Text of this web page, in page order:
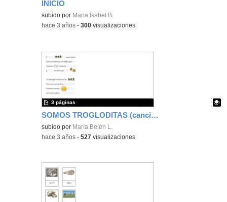
INICIO
Contenido educativo.
subido por Maria Isabel B.
-hace 3 años -300 visualizaciones
SOMOS TROGLODITAS (canción para rellenar)
Contenido educativo.
subido por María Belén L.
3 páginas
-hace 3 años -527 visualizaciones